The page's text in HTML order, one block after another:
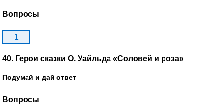
Вопросы
1
40. Герои сказки О. Уайльда «Соловей и роза»
Подумай и дай ответ
Вопросы